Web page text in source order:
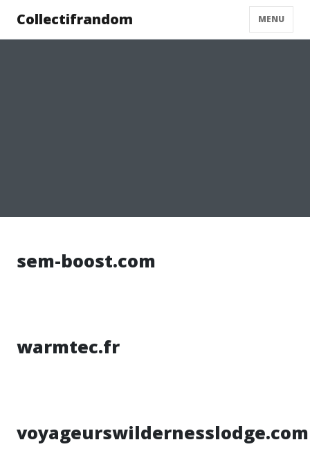
Collectifrandom MENU
sem-boost.com
warmtec.fr
voyageurswildernesslodge.com